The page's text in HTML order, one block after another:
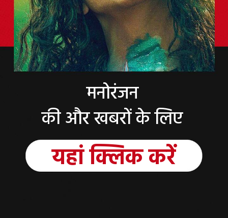
मनोरंजन
की और खबरों के लिए
यहांक्लिककरें